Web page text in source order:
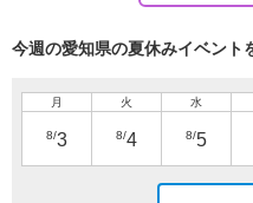
今週の愛知県の夏休みイベント
月
8/3
火
8/4
水
8/5